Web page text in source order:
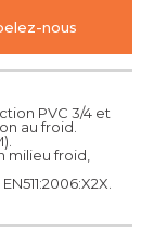
PVC 3/4 et
au froid.
milieu froid,
nous